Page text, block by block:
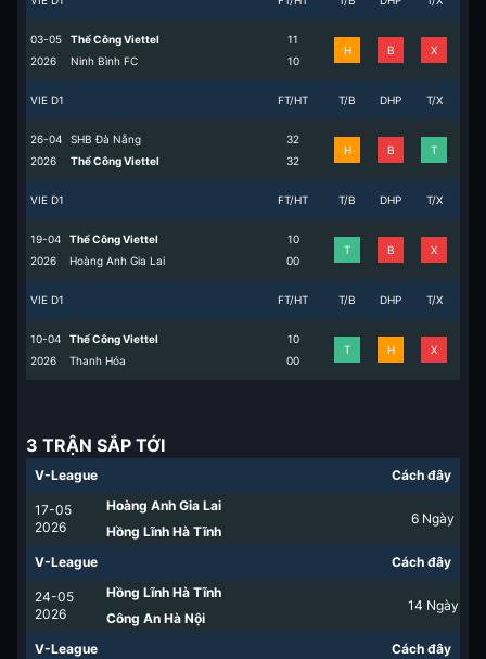
03-05
2026
Thể Công Viettel
Ninh Bình FC
1
1
1
0
H B X
VIE D1 FT/HT T/B DHP T/X
26-04
2026
SHB Đà Nẵng
Thể Công Viettel
3
3
2
2
H B T
VIE D1 FT/HT T/B DHP T/X
19-04
2026
Thể Công Viettel
Hoàng Anh Gia Lai
1
0
0
0
T B X
VIE D1 FT/HT T/B DHP T/X
10-04
2026
Thể Công Viettel
Thanh Hóa
1
0
0
0
T H X
3 TRẬN SẮP TỚI
V-League Cách đây
17-05
2026
Hoàng Anh Gia Lai
Hồng Lĩnh Hà Tĩnh
6 Ngày
V-League Cách đây
24-05
2026
Hồng Lĩnh Hà Tĩnh
Công An Hà Nội
14 Ngày
V-League Cách đây